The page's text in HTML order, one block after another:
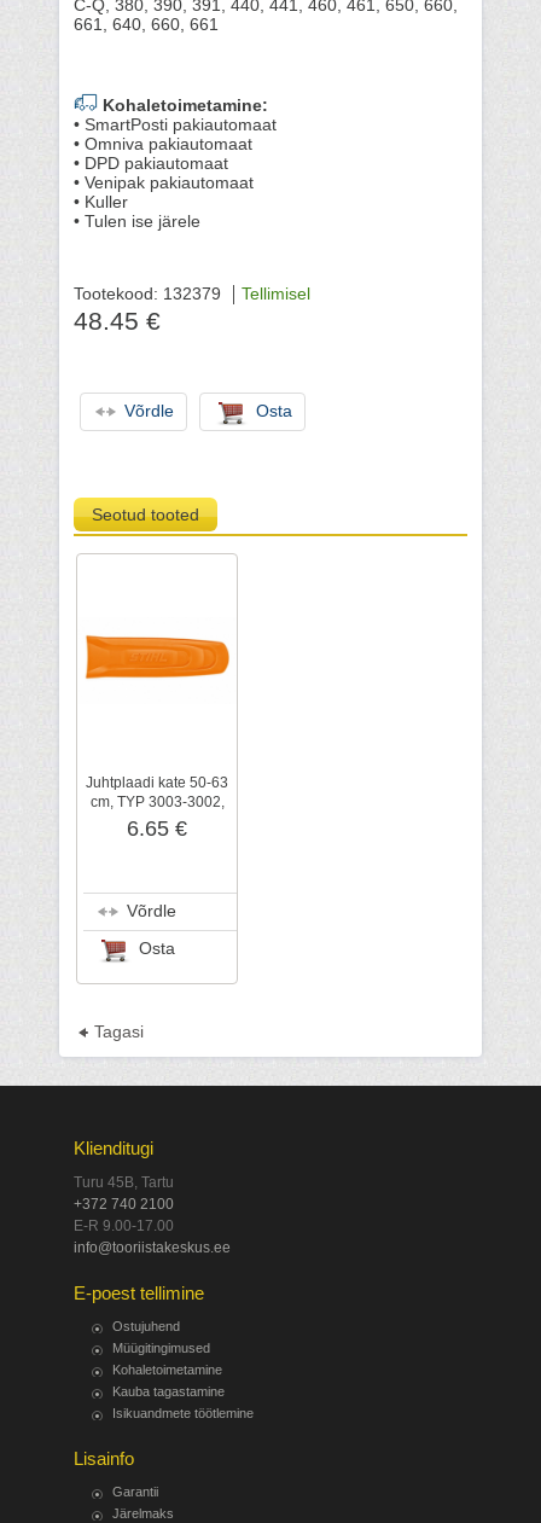
C-Q, 380, 390, 391, 440, 441, 460, 461, 650, 660,
661, 640, 660, 661
Kohaletoimetamine:
• SmartPosti pakiautomaat
• Omniva pakiautomaat
• DPD pakiautomaat
• Venipak pakiautomaat
• Kuller
• Tulen ise järele
Tootekood: 132379 Tellimisel
48.45 €
Võrdle Osta
Seotud tooted
Juhtplaadi kate 50-63
cm, TYP 3003-3002,
STIHL
6.65 €
Võrdle
Osta
Tagasi
Klienditugi
Turu 45B, Tartu
+372 740 2100
E-R 9.00-17.00
info@tooriistakeskus.ee
E-poest tellimine
Ostujuhend
Müügitingimused
Kohaletoimetamine
Kauba tagastamine
Isikuandmete töötlemine
Lisainfo
Garantii
Järelmaks